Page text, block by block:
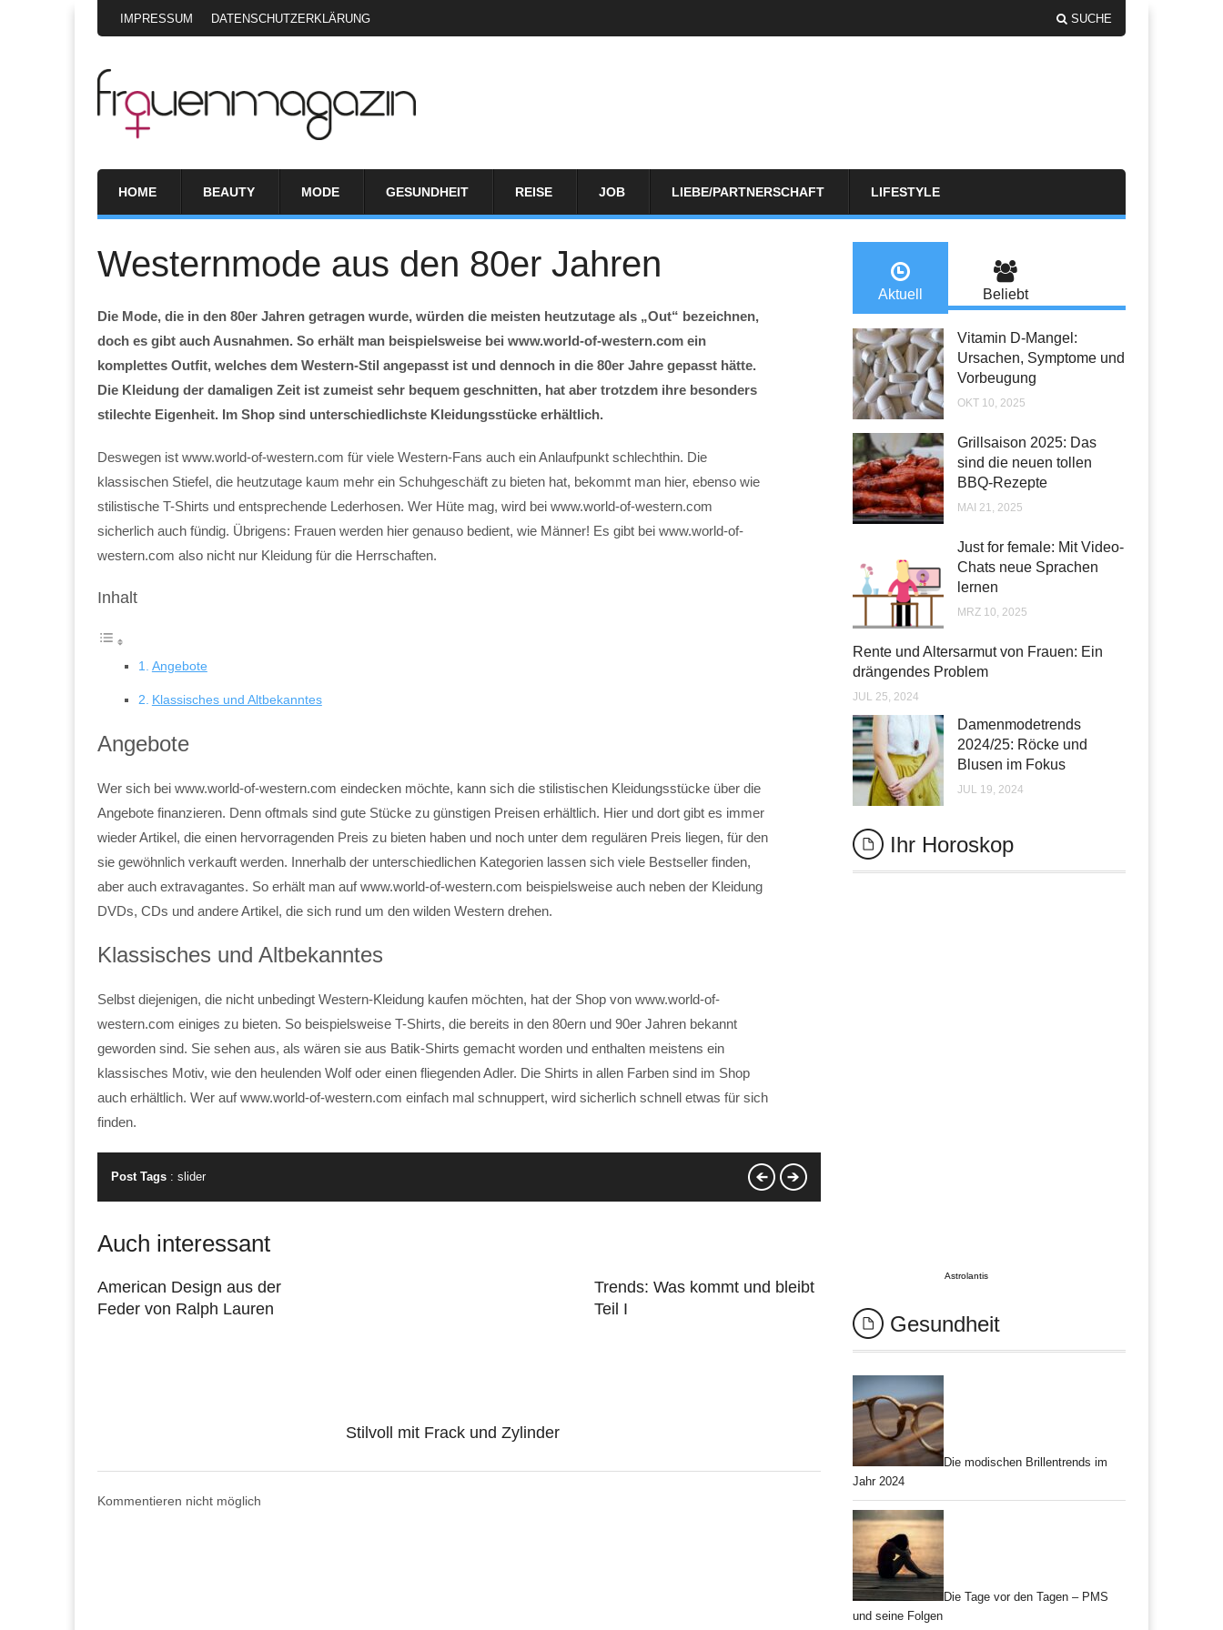
IMPRESSUM DATENSCHUTZERKLÄRUNG SUCHE
HOME BEAUTY MODE GESUNDHEIT REISE JOB LIEBE/PARTNERSCHAFT LIFESTYLE
Westernmode aus den 80er Jahren
Die Mode, die in den 80er Jahren getragen wurde, würden die meisten heutzutage als „Out“ bezeichnen,
doch es gibt auch Ausnahmen. So erhält man beispielsweise bei www.world-of-western.com ein
komplettes Outfit, welches dem Western-Stil angepasst ist und dennoch in die 80er Jahre gepasst hätte.
Die Kleidung der damaligen Zeit ist zumeist sehr bequem geschnitten, hat aber trotzdem ihre besonders
stilechte Eigenheit. Im Shop sind unterschiedlichste Kleidungsstücke erhältlich.
Deswegen ist www.world-of-western.com für viele Western-Fans auch ein Anlaufpunkt schlechthin. Die
klassischen Stiefel, die heutzutage kaum mehr ein Schuhgeschäft zu bieten hat, bekommt man hier, ebenso wie
stilistische T-Shirts und entsprechende Lederhosen. Wer Hüte mag, wird bei www.world-of-western.com
sicherlich auch fündig. Übrigens: Frauen werden hier genauso bedient, wie Männer! Es gibt bei www.world-of-
western.com also nicht nur Kleidung für die Herrschaften.
Inhalt
Angebote
Klassisches und Altbekanntes
Angebote
Wer sich bei www.world-of-western.com eindecken möchte, kann sich die stilistischen Kleidungsstücke über die
Angebote finanzieren. Denn oftmals sind gute Stücke zu günstigen Preisen erhältlich. Hier und dort gibt es immer
wieder Artikel, die einen hervorragenden Preis zu bieten haben und noch unter dem regulären Preis liegen, für den
sie gewöhnlich verkauft werden. Innerhalb der unterschiedlichen Kategorien lassen sich viele Bestseller finden,
aber auch extravagantes. So erhält man auf www.world-of-western.com beispielsweise auch neben der Kleidung
DVDs, CDs und andere Artikel, die sich rund um den wilden Western drehen.
Klassisches und Altbekanntes
Selbst diejenigen, die nicht unbedingt Western-Kleidung kaufen möchten, hat der Shop von www.world-of-
western.com einiges zu bieten. So beispielsweise T-Shirts, die bereits in den 80ern und 90er Jahren bekannt
geworden sind. Sie sehen aus, als wären sie aus Batik-Shirts gemacht worden und enthalten meistens ein
klassisches Motiv, wie den heulenden Wolf oder einen fliegenden Adler. Die Shirts in allen Farben sind im Shop
auch erhältlich. Wer auf www.world-of-western.com einfach mal schnuppert, wird sicherlich schnell etwas für sich
finden.
Post Tags : slider
Auch interessant
American Design aus der
Feder von Ralph Lauren
Stilvoll mit Frack und Zylinder
Trends: Was kommt und bleibt
Teil I
Kommentieren nicht möglich
Aktuell Beliebt
Vitamin D-Mangel:
Ursachen, Symptome und
Vorbeugung
OKT 10, 2025
Grillsaison 2025: Das
sind die neuen tollen
BBQ-Rezepte
MAI 21, 2025
Just for female: Mit Video-
Chats neue Sprachen
lernen
MRZ 10, 2025
Rente und Altersarmut von Frauen: Ein
drängendes Problem
JUL 25, 2024
Damenmodetrends
2024/25: Röcke und
Blusen im Fokus
JUL 19, 2024
Ihr Horoskop
Astrolantis
Gesundheit
Die modischen Brillentrends im
Jahr 2024
Die Tage vor den Tagen – PMS
und seine Folgen